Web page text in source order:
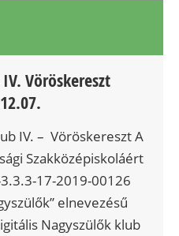
Vöröskereszt
IV. – Vöröskereszt A
Szakközépiskoláért
17-2019-00126
elnevezésű
Nagyszülők klub